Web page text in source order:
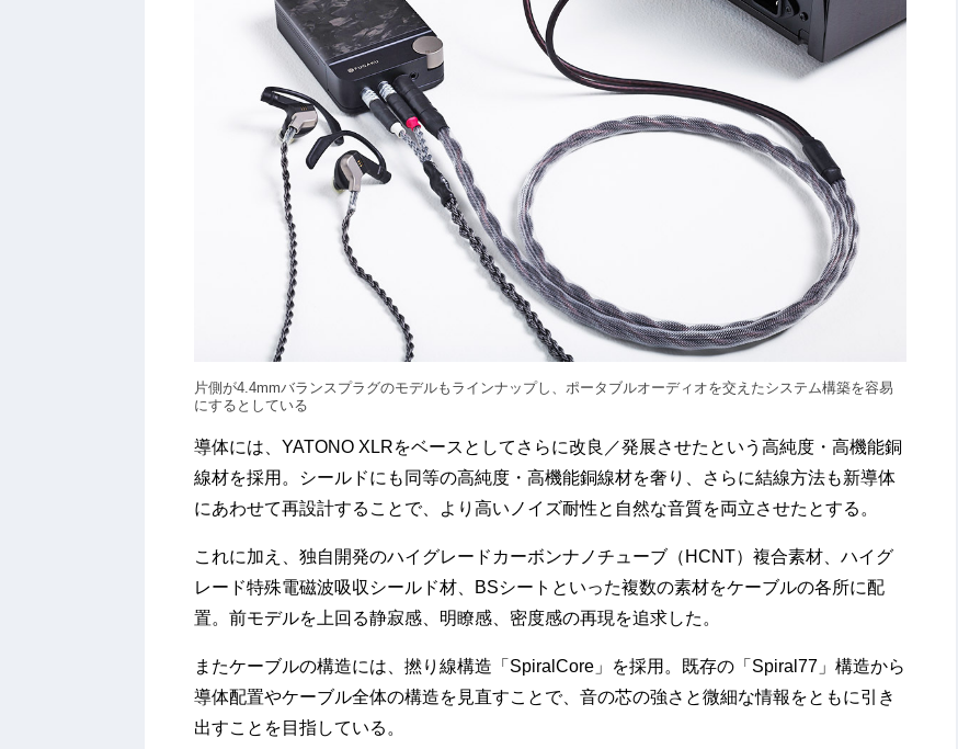
片側が4.4mmバランスプラグのモデルもラインナップし、ポータブルオーディオを交えたシステム構築を容易
にするとしている
導体には、YATONO XLRをベースとしてさらに改良／発展させたという高純度・高機能銅
線材を採用。シールドにも同等の高純度・高機能銅線材を奢り、さらに結線方法も新導体
にあわせて再設計することで、より高いノイズ耐性と自然な音質を両立させたとする。
これに加え、独自開発のハイグレードカーボンナノチューブ（HCNT）複合素材、ハイグ
レード特殊電磁波吸収シールド材、BSシートといった複数の素材をケーブルの各所に配
置。前モデルを上回る静寂感、明瞭感、密度感の再現を追求した。
またケーブルの構造には、撚り線構造「SpiralCore」を採用。既存の「Spiral77」構造から
導体配置やケーブル全体の構造を見直すことで、音の芯の強さと微細な情報をともに引き
出すことを目指している。